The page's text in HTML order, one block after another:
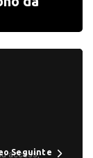
Seguinte